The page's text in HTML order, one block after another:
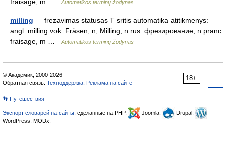
Automatikos terminų žodynas
milling — frezavimas statusas T sritis automatika atitikmenys:
angl. milling vok. Fräsen, n; Milling, n rus. фрезирование, n pranc.
fraisage, m …
Automatikos terminų žodynas
18+
© Академик, 2000-2026
Обратная связь: Техподдержка Реклама на сайте
👣 Путешествия
Экспорт словарей на сайты , сделанные на PHP, Joomla,
Drupal,
WordPress, MODx.